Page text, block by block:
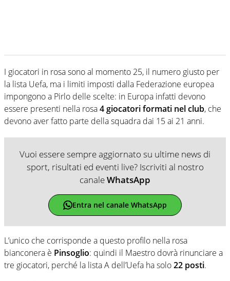
I giocatori in rosa sono al momento 25, il numero giusto per
la lista Uefa, ma i limiti imposti dalla Federazione europea
impongono a Pirlo delle scelte: in Europa infatti devono
essere presenti nella rosa4 giocatori formati nel club, che
devono aver fatto parte della squadra dai 15 ai 21 anni.
Vuoi essere sempre aggiornato su ultime news di
sport, risultati ed eventi live? Iscriviti al nostro
canaleWhatsApp
Entra nel canale WhatsApp
L’unico che corrisponde a questo profilo nella rosa
bianconera è Pinsoglio: quindi il Maestro dovrà rinunciare a
tre giocatori, perché la lista A dell’Uefa ha solo22 posti.